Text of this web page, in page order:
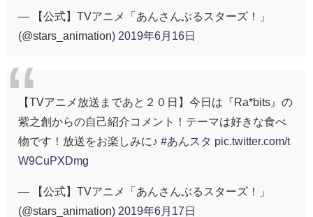
— 【公式】TVアニメ「あんさんぶるスターズ！」
(@stars_animation) 2019年6月16日
【TVアニメ放送まであと２０日】今日は『Ra*bits』の
紫之創からの自己紹介コメント！テーマは好きな食べ
物です！放送をお楽しみに♪ #あんスタ pic.twitter.com/t
W9CuPXDmg
— 【公式】TVアニメ「あんさんぶるスターズ！」
(@stars_animation) 2019年6月17日